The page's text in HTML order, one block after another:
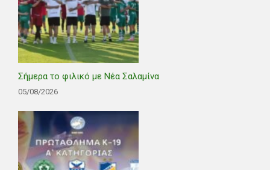
Σήμερα το φιλικό με Νέα Σαλαμίνα
05/08/2026